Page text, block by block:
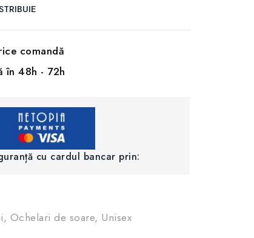
comandă
în 48h - 72h
cu cardul bancar prin:
, Ochelari de soare, Unisex